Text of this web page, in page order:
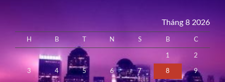
Tháng 8 2026
H B N S B C
1 2
3 4 5 6 7 8 9